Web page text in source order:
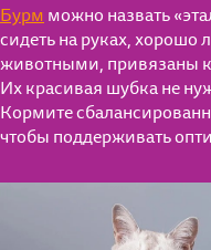
Бурм можно назвать
сидеть на руках,
животными, привязаны к
Их красивая шубка не
Кормите
чтобы поддерживать